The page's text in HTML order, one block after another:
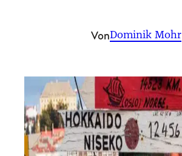
VonDominik Mohr